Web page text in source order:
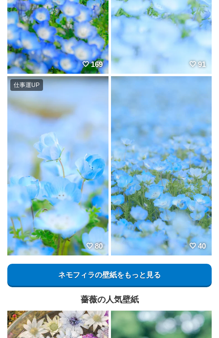
169 91
仕事運UP
80 40
ネモフィラの壁紙をもっと見る
薔薇の人気壁紙